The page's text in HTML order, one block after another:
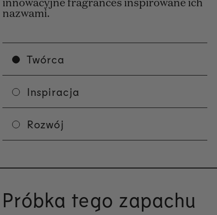
innowacyjne fragrances inspirowane ich
nazwami.
Twórca
Inspiracja
Rozwój
Próbka tego zapachu